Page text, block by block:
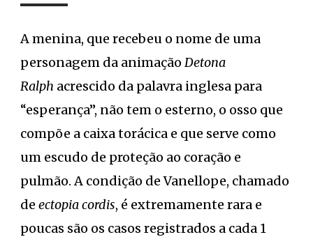
A menina, que recebeu o nome de uma
personagem da animação Detona
Ralph acrescido da palavra inglesa para
“esperança”, não tem o esterno, o osso que
compõe a caixa torácica e que serve como
um escudo de proteção ao coração e
pulmão. A condição de Vanellope, chamado
de ectopia cordis, é extremamente rara e
poucas são os casos registrados a cada 1